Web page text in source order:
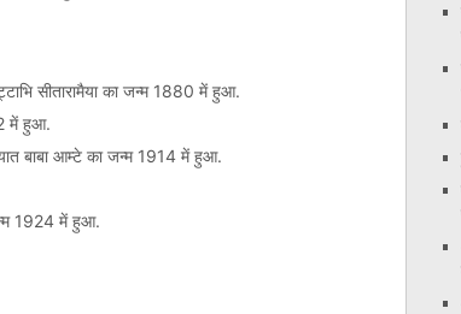
सीतारामैया का जन्म 1880 में हुआ.
में हुआ.
बाबा आम्टे का जन्म 1914 में हुआ.
1924 में हुआ.